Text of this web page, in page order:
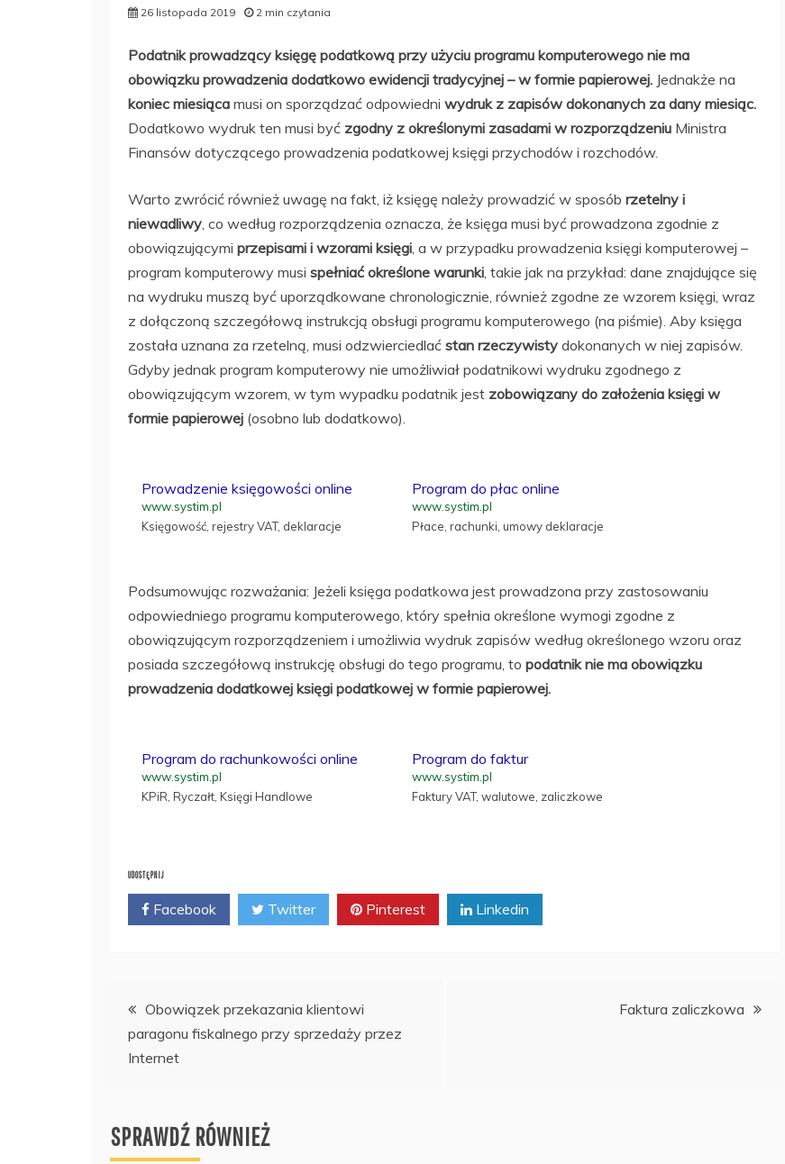
26 listopada 2019 2 min czytania
Podatnik prowadzący księgę podatkową przy użyciu programu komputerowego nie ma
obowiązku prowadzenia dodatkowo ewidencji tradycyjnej – w formie papierowej. Jednakże na
koniec miesiąca musi on sporządzać odpowiedni wydruk z zapisów dokonanych za dany miesiąc.
Dodatkowo wydruk ten musi być zgodny z określonymi zasadami w rozporządzeniu Ministra
Finansów dotyczącego prowadzenia podatkowej księgi przychodów i rozchodów.
Warto zwrócić również uwagę na fakt, iż księgę należy prowadzić w sposób rzetelny i
niewadliwy , co według rozporządzenia oznacza, że księga musi być prowadzona zgodnie z
obowiązującymi przepisami i wzorami księgi , a w przypadku prowadzenia księgi komputerowej –
program komputerowy musi spełniać określone warunki , takie jak na przykład: dane znajdujące się
na wydruku muszą być uporządkowane chronologicznie, również zgodne ze wzorem księgi, wraz
z dołączoną szczegółową instrukcją obsługi programu komputerowego (na piśmie). Aby księga
została uznana za rzetelną, musi odzwierciedlać stan rzeczywisty dokonanych w niej zapisów.
Gdyby jednak program komputerowy nie umożliwiał podatnikowi wydruku zgodnego z
obowiązującym wzorem, w tym wypadku podatnik jest zobowiązany do założenia księgi w
formie papierowej (osobno lub dodatkowo).
Prowadzenie księgowości online
www.systim.pl
Księgowość, rejestry VAT, deklaracje
Program do płac online
www.systim.pl
Płace, rachunki, umowy deklaracje
Podsumowując rozważania: Jeżeli księga podatkowa jest prowadzona przy zastosowaniu
odpowiedniego programu komputerowego, który spełnia określone wymogi zgodne z
obowiązującym rozporządzeniem i umożliwia wydruk zapisów według określonego wzoru oraz
posiada szczegółową instrukcję obsługi do tego programu, to podatnik nie ma obowiązku
prowadzenia dodatkowej księgi podatkowej w formie papierowej.
Program do rachunkowości online
www.systim.pl
KPiR, Ryczałt, Księgi Handlowe
Program do faktur
www.systim.pl
Faktury VAT, walutowe, zaliczkowe
UDOSTĘPNIJ
Facebook Twitter Pinterest Linkedin
Nawigacja
wpisu
Obowiązek przekazania klientowi
paragonu fiskalnego przy sprzedaży przez
Internet
Faktura zaliczkowa
SPRAWDŹ RÓWNIEŻ